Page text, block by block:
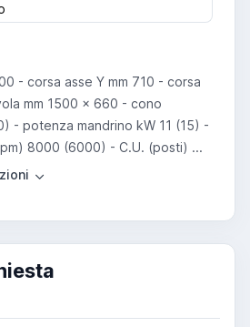
- corsa asse Y mm 710 - corsa
mm 1500 x 660 - cono
- potenza mandrino kW 11 (15) -
8000 (6000) - C.U. (posti) ...